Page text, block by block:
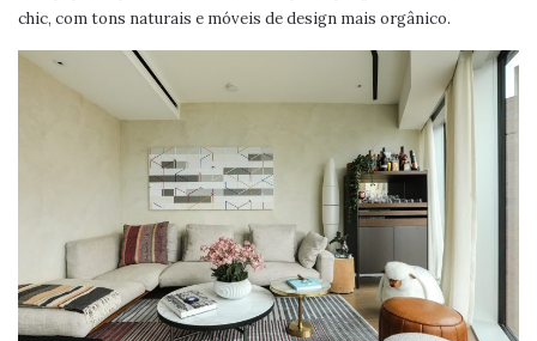
chic, com tons naturais e móveis de design mais orgânico.